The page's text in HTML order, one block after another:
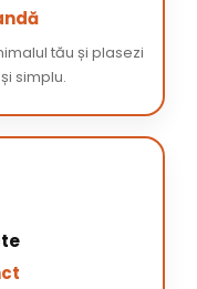
tău și plasezi
simplu.